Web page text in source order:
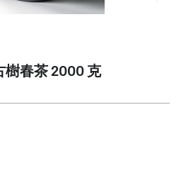
樹春茶 2000 克